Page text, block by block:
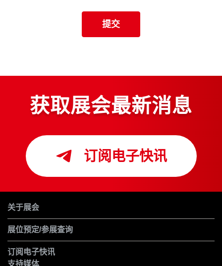
获取展会最新消息
订阅电子快讯
关于展会
展位预定/参展查询
订阅电子快讯
支持媒体